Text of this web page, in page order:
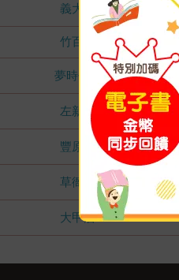
義大店
竹百店
夢時代店
左新店
豐原店
草衙店
大甲店